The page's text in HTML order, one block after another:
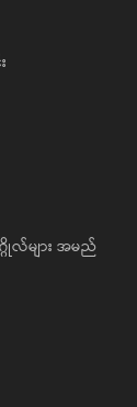
ဂိုလ်များ အမည်